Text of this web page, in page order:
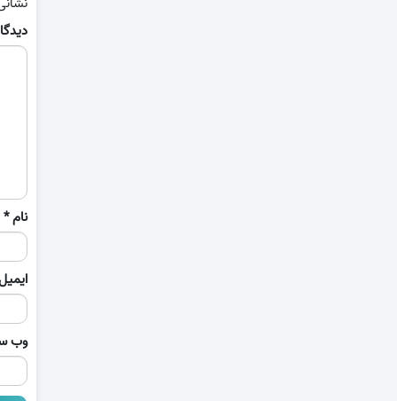
نام*
وب‌